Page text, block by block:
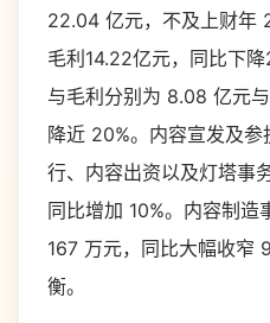
22.04 亿元，不及上财年
毛利14.22亿元，同比下
与毛利分别为 8.08 亿元
降近 20%。内容宣发及
行、内容出资以及灯塔事
同比增加 10%。内容制
167 万元，同比大幅收窄
衡。